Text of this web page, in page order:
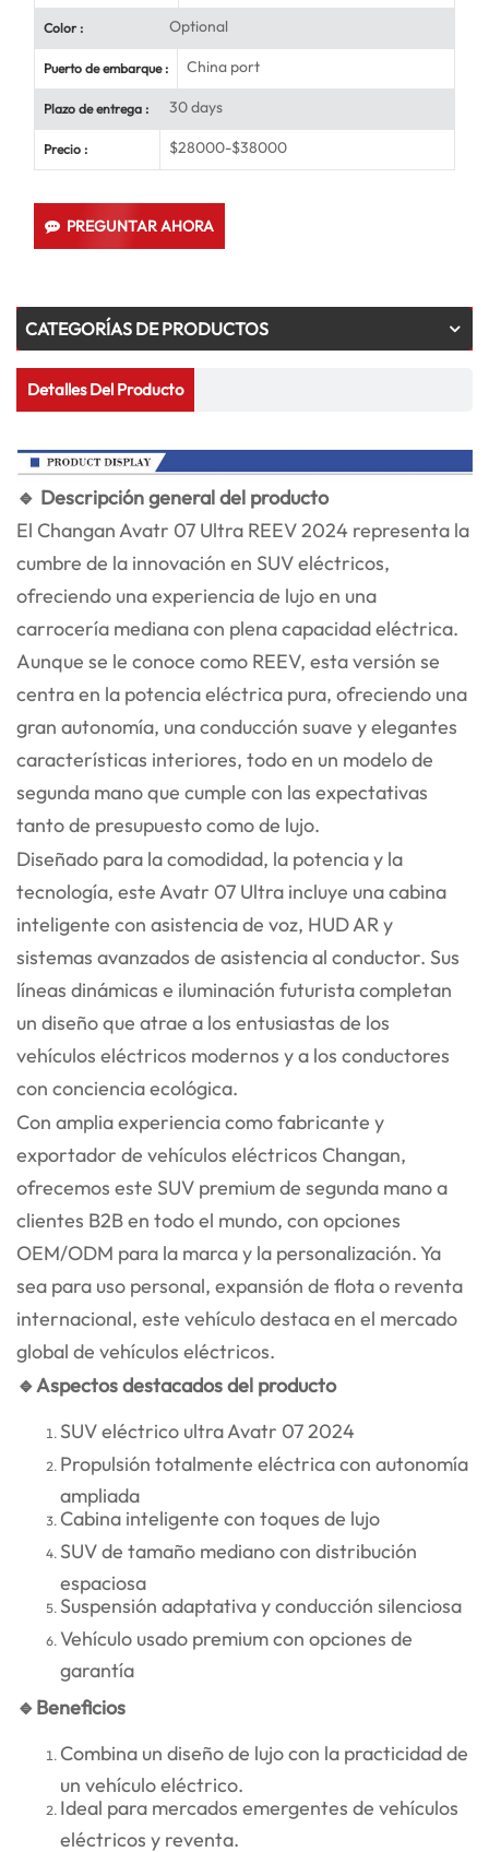
Color : Optional
Puerto de embarque : China port
Plazo de entrega : 30 days
Precio : $28000-$38000
PREGUNTAR AHORA
CATEGORÍAS DE PRODUCTOS
Detalles Del Producto
🔹 Descripción general del producto
El Changan Avatr 07 Ultra REEV 2024 representa la
cumbre de la innovación en SUV eléctricos,
ofreciendo una experiencia de lujo en una
carrocería mediana con plena capacidad eléctrica.
Aunque se le conoce como REEV, esta versión se
centra en la potencia eléctrica pura, ofreciendo una
gran autonomía, una conducción suave y elegantes
características interiores, todo en un modelo de
segunda mano que cumple con las expectativas
tanto de presupuesto como de lujo.
Diseñado para la comodidad, la potencia y la
tecnología, este Avatr 07 Ultra incluye una cabina
inteligente con asistencia de voz, HUD AR y
sistemas avanzados de asistencia al conductor. Sus
líneas dinámicas e iluminación futurista completan
un diseño que atrae a los entusiastas de los
vehículos eléctricos modernos y a los conductores
con conciencia ecológica.
Con amplia experiencia como fabricante y
exportador de vehículos eléctricos Changan,
ofrecemos este SUV premium de segunda mano a
clientes B2B en todo el mundo, con opciones
OEM/ODM para la marca y la personalización. Ya
sea para uso personal, expansión de flota o reventa
internacional, este vehículo destaca en el mercado
global de vehículos eléctricos.
🔹Aspectos destacados del producto
SUV eléctrico ultra Avatr 07 2024
Propulsión totalmente eléctrica con autonomía
ampliada
Cabina inteligente con toques de lujo
SUV de tamaño mediano con distribución
espaciosa
Suspensión adaptativa y conducción silenciosa
Vehículo usado premium con opciones de
garantía
🔹Beneficios
Combina un diseño de lujo con la practicidad de
un vehículo eléctrico.
Ideal para mercados emergentes de vehículos
eléctricos y reventa.